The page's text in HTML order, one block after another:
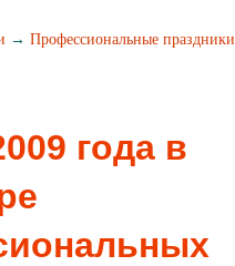
→ Профессиональные праздники
года в